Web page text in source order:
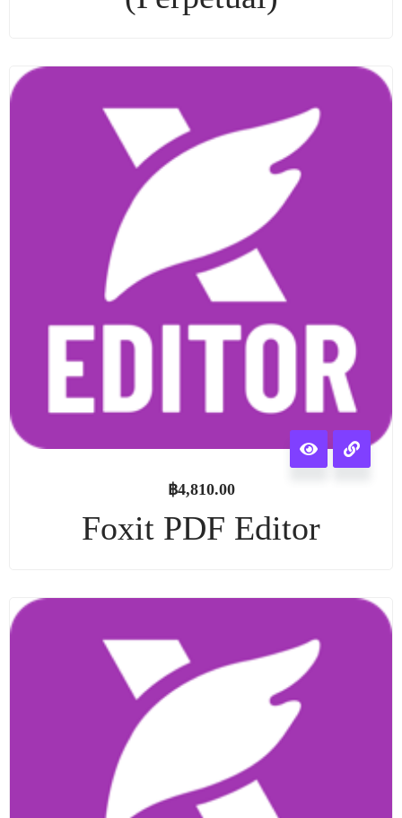
฿4,810.00
Foxit PDF Editor